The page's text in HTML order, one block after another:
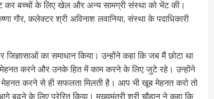
बच्चों के लिए खेल और अन्य सामग्री संस्था को भेंट की।
गौर, कलेक्टर श्री अविनाश लवानिया, संस्था के पदाधिकारी
जिज्ञासाओं का समाधान किया। उन्होंने कहा कि जब मैं छोटा था
करने और उनके हित में काम करने के लिए जुटे रहे। उन्होंने
मेहनत करने से ही सफलता मिलती है। आप भी खूब मेहनत करो तो